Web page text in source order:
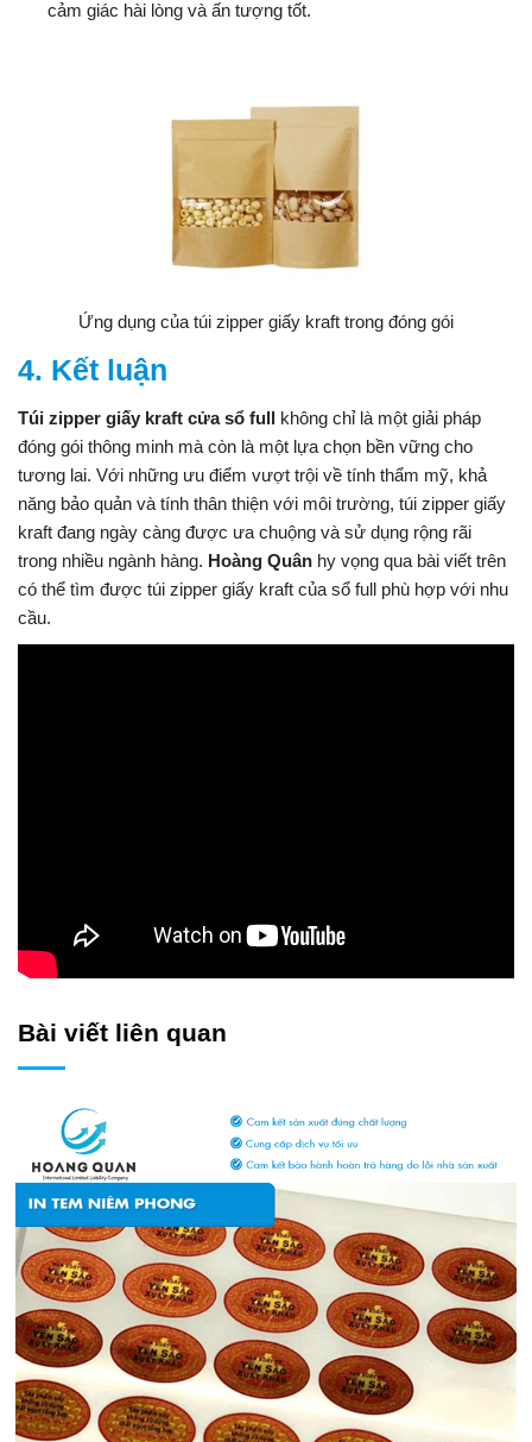
cảm giác hài lòng và ấn tượng tốt.
Ứng dụng của túi zipper giấy kraft trong đóng gói
4. Kết luận
Túi zipper giấy kraft cửa sổ full không chỉ là một giải pháp
đóng gói thông minh mà còn là một lựa chọn bền vững cho
tương lai. Với những ưu điểm vượt trội về tính thẩm mỹ, khả
năng bảo quản và tính thân thiện với môi trường, túi zipper giấy
kraft đang ngày càng được ưa chuộng và sử dụng rộng rãi
trong nhiều ngành hàng. Hoàng Quân hy vọng qua bài viết trên
có thể tìm được túi zipper giấy kraft của sổ full phù hợp với nhu
cầu.
Bài viết liên quan